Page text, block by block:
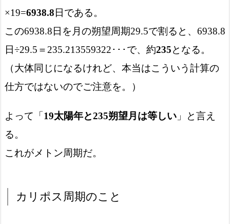
×19=6938.8 日である。
この6938.8日を月の朔望周期29.5で割ると、6938.8
日÷29.5＝235.213559322･･･で、約235となる。
（大体同じになるけれど、本当はこういう計算の
仕方ではないのでご注意を。）
よって「 19太陽年と235朔望月は等しい 」と言え
る。
これがメトン周期だ。
カリポス周期のこと